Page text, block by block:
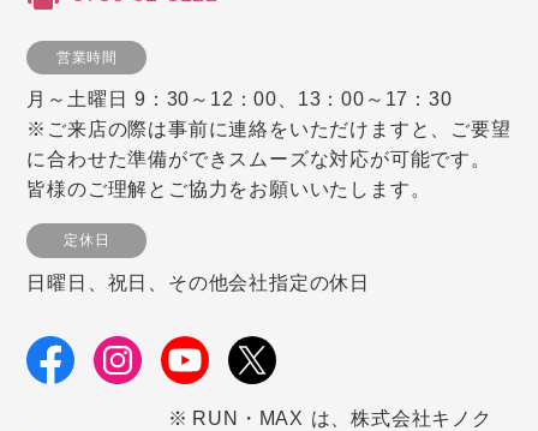
営業時間
月～土曜日 9：30～12：00、13：00～17：30
※ご来店の際は事前に連絡をいただけますと、ご要望
に合わせた準備ができスムーズな対応が可能です。
皆様のご理解とご協力をお願いいたします。
定休日
日曜日、祝日、その他会社指定の休日
RUN・MAX は、株式会社キノク